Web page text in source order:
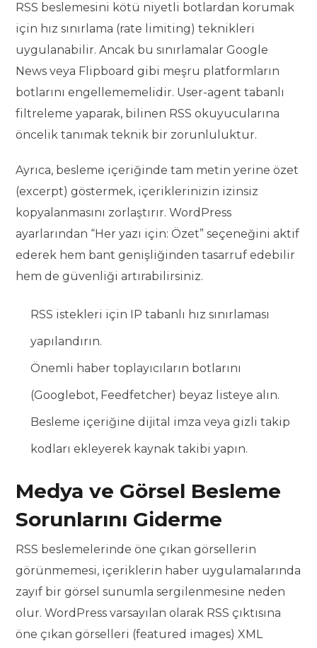
RSS beslemesini kötü niyetli botlardan korumak
için hız sınırlama (rate limiting) teknikleri
uygulanabilir. Ancak bu sınırlamalar Google
News veya Flipboard gibi meşru platformların
botlarını engellememelidir. User-agent tabanlı
filtreleme yaparak, bilinen RSS okuyucularına
öncelik tanımak teknik bir zorunluluktur.
Ayrıca, besleme içeriğinde tam metin yerine özet
(excerpt) göstermek, içeriklerinizin izinsiz
kopyalanmasını zorlaştırır. WordPress
ayarlarından “Her yazı için: Özet” seçeneğini aktif
ederek hem bant genişliğinden tasarruf edebilir
hem de güvenliği artırabilirsiniz.
RSS istekleri için IP tabanlı hız sınırlaması
yapılandırın.
Önemli haber toplayıcıların botlarını
(Googlebot, Feedfetcher) beyaz listeye alın.
Besleme içeriğine dijital imza veya gizli takip
kodları ekleyerek kaynak takibi yapın.
Medya ve Görsel Besleme
Sorunlarını Giderme
RSS beslemelerinde öne çıkan görsellerin
görünmemesi, içeriklerin haber uygulamalarında
zayıf bir görsel sunumla sergilenmesine neden
olur. WordPress varsayılan olarak RSS çıktısına
öne çıkan görselleri (featured images) XML